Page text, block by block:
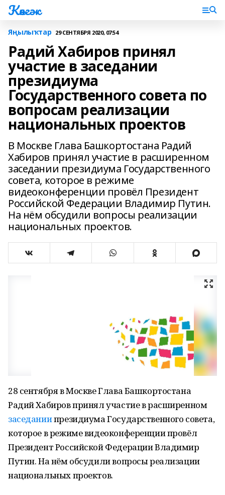
Көнгәк
Яңылыҡтар 29 СЕНТЯБРЯ 2020, 07:54
Радий Хабиров принял
участие в заседании
президиума
Государственного совета по
вопросам реализации
национальных проектов
В Москве Глава Башкортостана Радий
Хабиров принял участие в расширенном
заседании президиума Государственного
совета, которое в режиме
видеоконференции провёл Президент
Российской Федерации Владимир Путин.
На нём обсудили вопросы реализации
национальных проектов.
28 сентября в Москве Глава Башкортостана
Радий Хабиров принял участие в расширенном
заседаниипрезидиума Государственного совета,
которое в режиме видеоконференции провёл
Президент Российской Федерации Владимир
Путин. На нём обсудили вопросы реализации
национальных проектов.